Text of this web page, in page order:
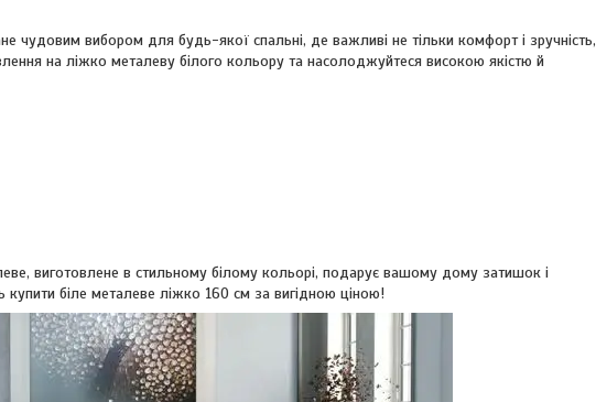
чудовим вибором для будь-якої спальні, де важливі не тільки комфорт і зручність,
на ліжко металеву білого кольору та насолоджуйтеся високою якістю й
виготовлене в стильному білому кольорі, подарує вашому дому затишок і
купити біле металеве ліжко 160 см за вигідною ціною!